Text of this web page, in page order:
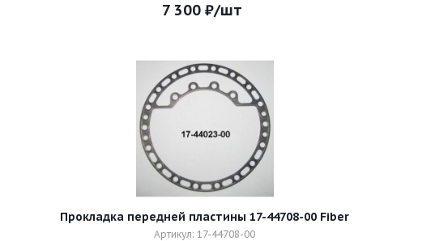
7 300₽/шт
Прокладка передней пластины 17-44708-00 Fiber
Артикул: 17-44708-00